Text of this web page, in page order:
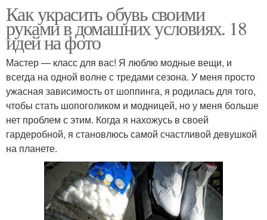
Как украсить обувь своими
руками в домашних условиях. 18
идей на фото
Мастер — класс для вас! Я люблю модные вещи, и
всегда на одной волне с тредами сезона. У меня просто
ужасная зависимость от шоппинга, я родилась для того,
чтобы стать шопоголиком и модницей, но у меня больше
нет проблем с этим. Когда я нахожусь в своей
гардеробной, я становлюсь самой счастливой девушкой
на планете.